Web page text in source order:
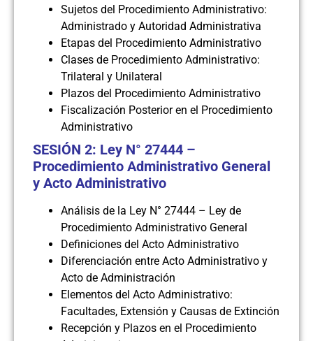
Sujetos del Procedimiento Administrativo:
Administrado y Autoridad Administrativa
Etapas del Procedimiento Administrativo
Clases de Procedimiento Administrativo:
Trilateral y Unilateral
Plazos del Procedimiento Administrativo
Fiscalización Posterior en el Procedimiento
Administrativo
SESIÓN 2: Ley N° 27444 –
Procedimiento Administrativo General
y Acto Administrativo
Análisis de la Ley N° 27444 – Ley de
Procedimiento Administrativo General
Definiciones del Acto Administrativo
Diferenciación entre Acto Administrativo y
Acto de Administración
Elementos del Acto Administrativo:
Facultades, Extensión y Causas de Extinción
Recepción y Plazos en el Procedimiento